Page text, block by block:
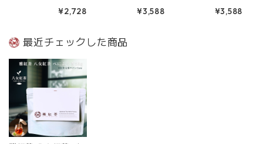
ティー ミルクティー
| お茶 日本茶 紅茶
料無料 丁寧なくらし
【定番】【Core】
¥2,728 ティー向き 茶園ごと
紅茶 和紅茶 茶の支
ore】
¥3,588 ティー ミルクティー
¥3,588
最近チェックした商品